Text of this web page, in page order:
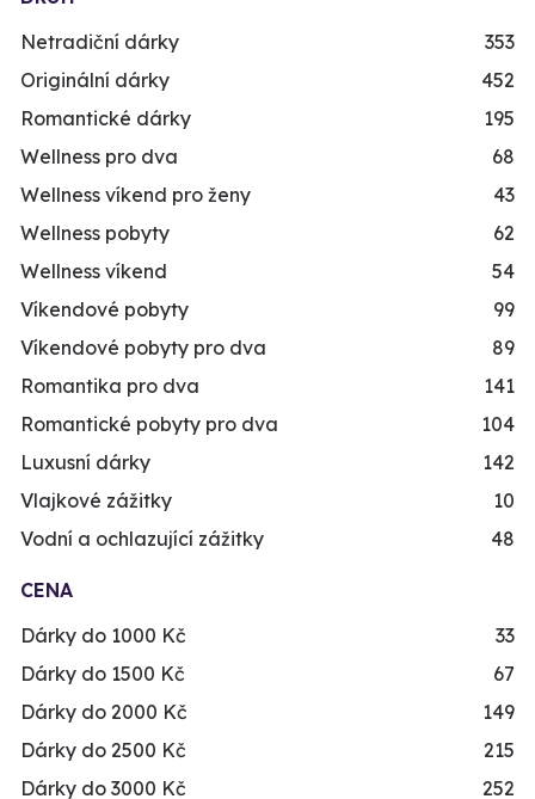
Netradiční dárky
353
Originální dárky
452
Romantické dárky
195
Wellness pro dva
68
Wellness víkend pro ženy
43
Wellness pobyty
62
Wellness víkend
54
Víkendové pobyty
99
Víkendové pobyty pro dva
89
Romantika pro dva
141
Romantické pobyty pro dva
104
Luxusní dárky
142
Vlajkové zážitky
10
Vodní a ochlazující zážitky
48
CENA
Dárky do 1000 Kč
33
Dárky do 1500 Kč
67
Dárky do 2000 Kč
149
Dárky do 2500 Kč
215
Dárky do 3000 Kč
252